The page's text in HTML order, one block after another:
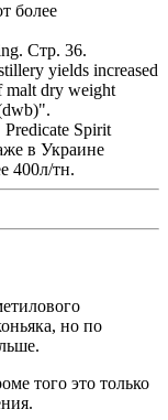
более
Стр. 36.
yields increased
malt dry weight
Predicate Spirit
в Украине
400л/тн.
но по
того это только